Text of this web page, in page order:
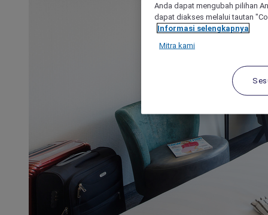
Anda dapat mengubah pilihan
dapat diakses melalui tautan
Informasi selengkapnya
Mitra kami